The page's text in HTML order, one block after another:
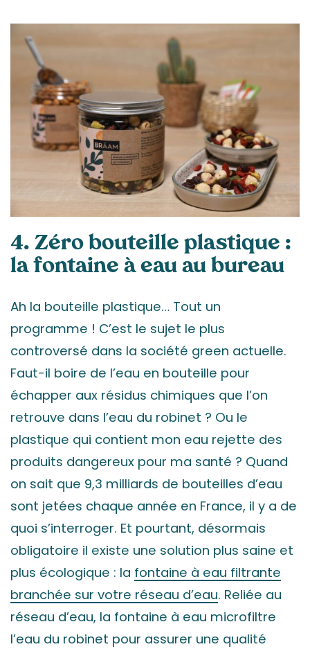
4. Zéro bouteille plastique :
la fontaine à eau au bureau
Ah la bouteille plastique… Tout un
programme ! C’est le sujet le plus
controversé dans la société green actuelle.
Faut-il boire de l’eau en bouteille pour
échapper aux résidus chimiques que l’on
retrouve dans l’eau du robinet ? Ou le
plastique qui contient mon eau rejette des
produits dangereux pour ma santé ? Quand
on sait que 9,3 milliards de bouteilles d’eau
sont jetées chaque année en France, il y a de
quoi s’interroger. Et pourtant, désormais
obligatoire il existe une solution plus saine et
plus écologique : la fontaine à eau filtrante
branchée sur votre réseau d’eau. Reliée au
réseau d’eau, la fontaine à eau microfiltre
l’eau du robinet pour assurer une qualité